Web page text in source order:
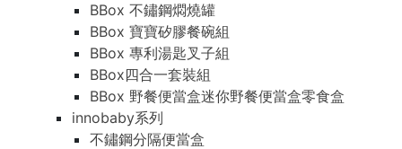
BBox 不鏽鋼燜燒罐
BBox 寶寶矽膠餐碗組
BBox 專利湯匙叉子組
BBox四合一套裝組
BBox 野餐便當盒迷你野餐便當盒零食盒
innobaby系列
不鏽鋼分隔便當盒